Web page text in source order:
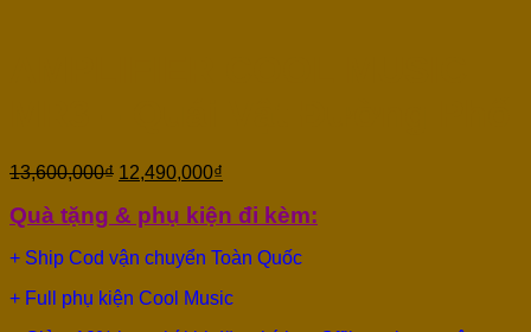
13,600,000₫ 12,490,000₫
Quà tặng & phụ kiện đi kèm:
+ Ship Cod vận chuyển Toàn Quốc
+ Full phụ kiện Cool Music